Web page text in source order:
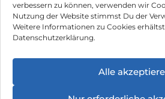
verbessern zu können, verwenden wir
Nutzung der Website stimmst Du der
Weitere Informationen zu Cookies
Datenschutzerklärung.
Alle
Impressum